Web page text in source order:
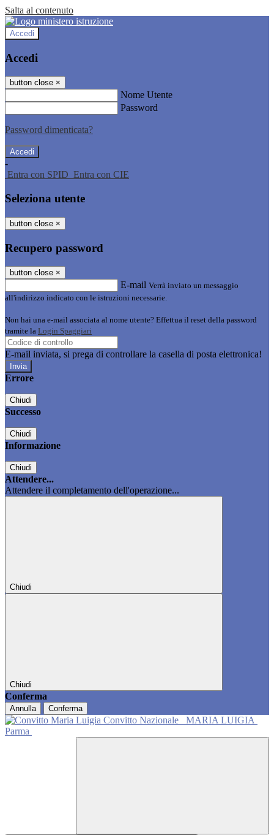
Salta al contenuto
Accedi
Accedi
button close ×
Nome Utente
Password
Password dimenticata?
-
Entra con SPID Entra con CIE
Seleziona utente
button close ×
Recupero password
button close ×
E-mail Verrà inviato un messaggio
all'indirizzo indicato con le istruzioni necessarie.
Non hai una e-mail associata al nome utente? Effettua il reset della password
tramite la Login Spaggiari
E-mail inviata, si prega di controllare la casella di posta elettronica!
Errore
Chiudi
Successo
Chiudi
Informazione
Chiudi
Attendere...
Attendere il completamento dell'operazione...
Chiudi
Chiudi
Conferma
Annulla Conferma
Convitto Nazionale
MARIA LUIGIA
Parma